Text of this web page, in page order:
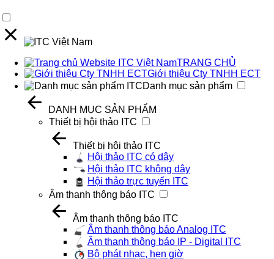
TRANG CHỦ
Giới thiệu Cty TNHH ECT
Danh mục sản phẩm
DANH MỤC SẢN PHẨM
Thiết bị hội thảo ITC
Thiết bị hội thảo ITC
Hội thảo ITC có dây
Hội thảo ITC không dây
Hội thảo trực tuyến ITC
Âm thanh thông báo ITC
Âm thanh thông báo ITC
Âm thanh thông báo Analog ITC
Âm thanh thông báo IP - Digital ITC
Bộ phát nhạc, hẹn giờ